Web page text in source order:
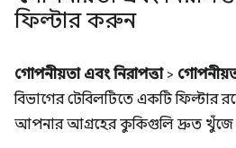
ফিল্টার করুন
গোপনীয়তা এবং নিরাপত্তা>
বিভাগের টেবিলটিতে একটি ফিল্টার
আপনার আগ্রহের কুকিগুলি দ্রুত খুঁজে